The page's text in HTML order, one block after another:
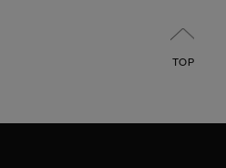
TOP